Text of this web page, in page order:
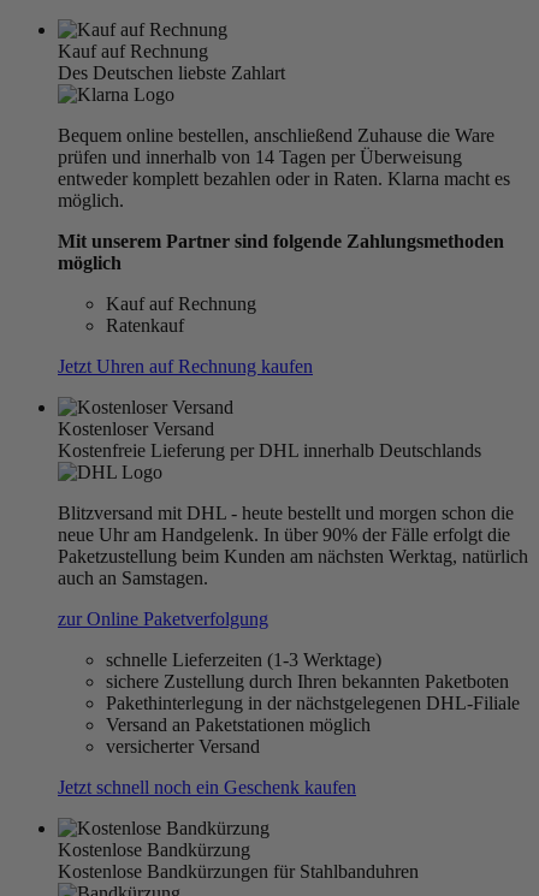
Kauf auf Rechnung
Des Deutschen liebste Zahlart
Bequem online bestellen, anschließend Zuhause die Ware
prüfen und innerhalb von 14 Tagen per Überweisung
entweder komplett bezahlen oder in Raten. Klarna macht es
möglich.
Mit unserem Partner sind folgende Zahlungsmethoden
möglich
Kauf auf Rechnung
Ratenkauf
Jetzt Uhren auf Rechnung kaufen
Kostenloser Versand
Kostenfreie Lieferung per DHL innerhalb Deutschlands
Blitzversand mit DHL - heute bestellt und morgen schon die
neue Uhr am Handgelenk. In über 90% der Fälle erfolgt die
Paketzustellung beim Kunden am nächsten Werktag, natürlich
auch an Samstagen.
zur Online Paketverfolgung
schnelle Lieferzeiten (1-3 Werktage)
sichere Zustellung durch Ihren bekannten Paketboten
Pakethinterlegung in der nächstgelegenen DHL-Filiale
Versand an Paketstationen möglich
versicherter Versand
Jetzt schnell noch ein Geschenk kaufen
Kostenlose Bandkürzung
Kostenlose Bandkürzungen für Stahlbanduhren